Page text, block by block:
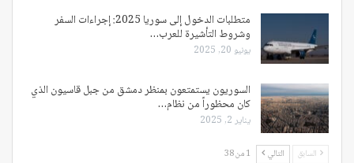
متطلبات الدخول إلى سوريا 2025: إجراءات السفر
وشروط التأشيرة للعرب…
يونيو 20, 2025
السوريون يستمتعون بمنظر دمشق من جبل قاسيون الذي
كان محظوراً من نظام…
يناير 2, 2025
السابق التالي 1 من 38